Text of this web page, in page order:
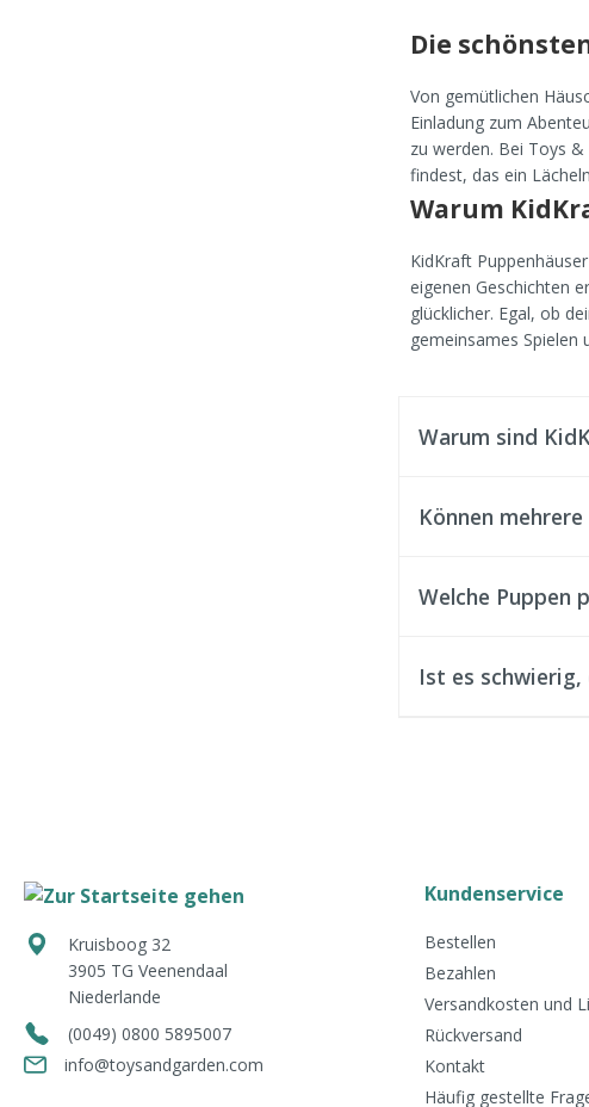
Die
Von gemütlichen
Einladung zum
zu werden. Bei Toys
findest, das ein
Warum
KidKraft
eigenen Geschichten
glücklicher. Egal, ob
gemeinsames Spielen
Warum sind
Können
Welche Puppen
Ist es schwierig,
Kruisboog 32
3905 TG Veenendaal
Niederlande
(0049) 0800 5895007
info@toysandgarden.com
Kundenservice
Bestellen
Bezahlen
Versandkosten und
Rückversand
Kontakt
Häufig gestellte